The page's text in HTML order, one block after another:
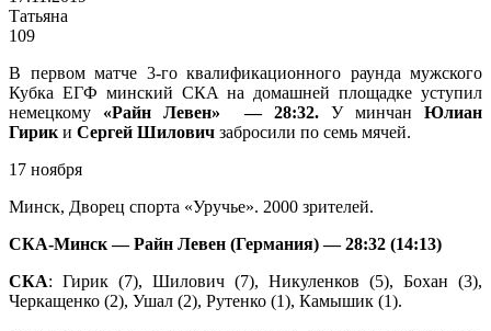
Татьяна
109
В первом матче 3-го квалификационного раунда мужского
Кубка ЕГФ минский СКА на домашней площадке уступил
немецкому «Райн Левен» — 28:32. У минчан Юлиан
Гирик и Сергей Шилович забросили по семь мячей.
17 ноября
Минск, Дворец спорта «Уручье». 2000 зрителей.
СКА-Минск — Райн Левен (Германия) — 28:32 (14:13)
СКА: Гирик (7), Шилович (7), Никуленков (5), Бохан (3),
Черкащенко (2), Ушал (2), Рутенко (1), Камышик (1).